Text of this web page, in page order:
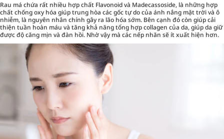
Rau má chứa rất nhiều hợp chất Flavonoid và Madecassoside, là những hợp
chất chống oxy hóa giúp trung hòa các gốc tự do của ánh nắng mặt trời và ô
nhiễm, là nguyên nhân chính gây ra lão hóa sớm. Bên cạnh đó còn giúp cải
thiện tuần hoàn máu và tăng khả năng tổng hợp collagen của da, giúp da giữ
được độ căng mịn và đàn hồi. Nhờ vậy mà các nếp nhăn sẽ ít xuất hiện hơn.